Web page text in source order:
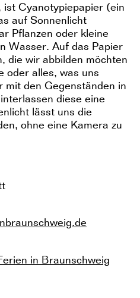
Cyanotypiepapier (ein
auf Sonnenlicht
Pflanzen oder kleine
Wasser. Auf das Papier
die wir abbilden möchten
oder alles, was uns
mit den Gegenständen in
diese eine
lässt uns die
ohne eine Kamera zu
in Braunschweig